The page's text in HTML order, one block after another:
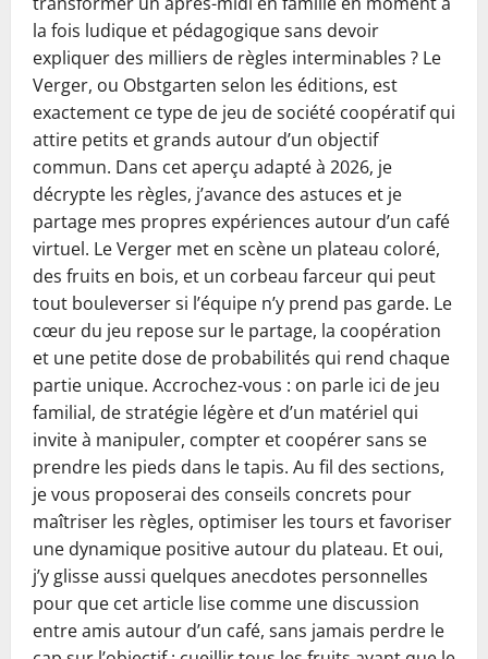
la fois ludique et pédagogique sans devoir
expliquer des milliers de règles interminables ? Le
Verger, ou Obstgarten selon les éditions, est
exactement ce type de jeu de société coopératif qui
attire petits et grands autour d’un objectif
commun. Dans cet aperçu adapté à 2026, je
décrypte les règles, j’avance des astuces et je
partage mes propres expériences autour d’un café
virtuel. Le Verger met en scène un plateau coloré,
des fruits en bois, et un corbeau farceur qui peut
tout bouleverser si l’équipe n’y prend pas garde. Le
cœur du jeu repose sur le partage, la coopération
et une petite dose de probabilités qui rend chaque
partie unique. Accrochez-vous : on parle ici de jeu
familial, de stratégie légère et d’un matériel qui
invite à manipuler, compter et coopérer sans se
prendre les pieds dans le tapis. Au fil des sections,
je vous proposerai des conseils concrets pour
maîtriser les règles, optimiser les tours et favoriser
une dynamique positive autour du plateau. Et oui,
j’y glisse aussi quelques anecdotes personnelles
pour que cet article lise comme une discussion
entre amis autour d’un café, sans jamais perdre le